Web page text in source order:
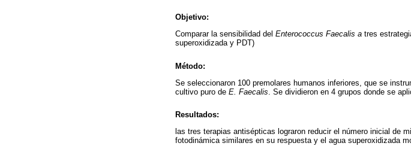
Objetivo:
Comparar la sensibilidad del Enterococcus Faecalis a tres
superoxidizada y PDT)
Método:
Se seleccionaron 100 premolares humanos inferiores, que se
cultivo puro de E. Faecalis . Se dividieron en 4 grupos donde se
Resultados:
las tres terapias antisépticas lograron reducir el número inicial de
fotodinámica similares en su respuesta y el agua superoxidizada